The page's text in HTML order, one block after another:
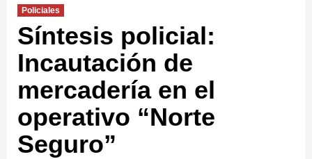
Policiales
Síntesis policial:
Incautación de
mercadería en el
operativo “Norte
Seguro”